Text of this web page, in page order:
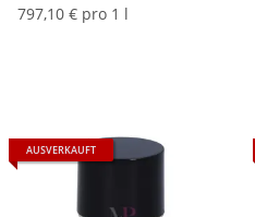
797,10 € pro 1 l
AUSVERKAUFT